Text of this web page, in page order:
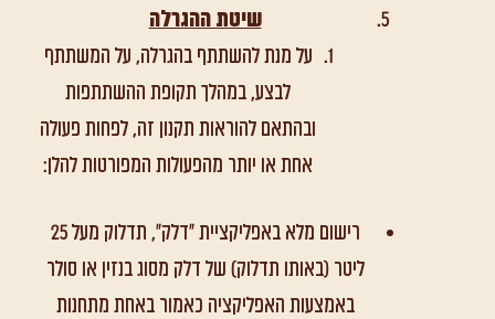
שיטת ההגרלה
על מנת להשתתף בהגרלה, על המשתתף
לבצע, במהלך תקופת ההשתתפות
ובהתאם להוראות תקנון זה, לפחות פעולה
אחת או יותר מהפעולות המפורטות להלן:
רישום מלא באפליקציית "דלק", תדלוק מעל 25
ליטר (באותו תדלוק) של דלק מסוג בנזין או סולר
באמצעות האפליקציה כאמור באחת מתחנות